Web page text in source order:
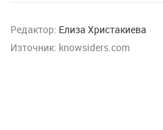
Редактор: Елиза Христакиева
Източник: knowsiders.com